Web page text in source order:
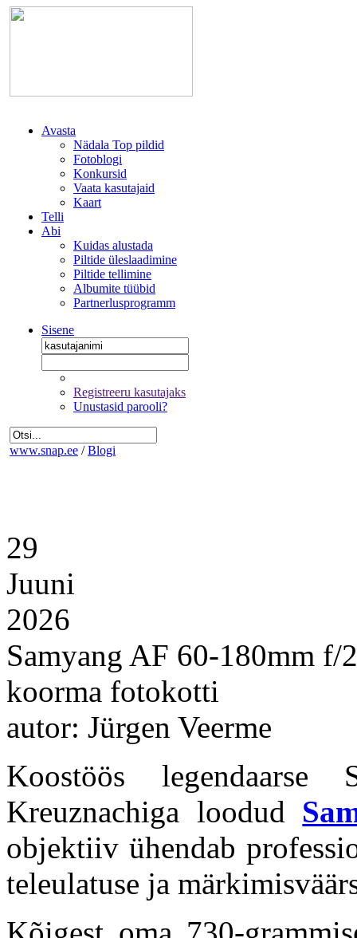
Avasta
Nädala Top pildid
Fotoblogi
Konkursid
Vaata kasutajaid
Kaart
Telli
Abi
Kuidas alustada
Piltide üleslaadimine
Piltide tellimine
Albumite tüübid
Partnerlusprogramm
Sisene
Registreeru kasutajaks
Unustasid parooli?
www.snap.ee / Blogi
29
Juuni
2026
Samyang AF 60-180mm
koorma fotokotti
autor: Jürgen Veerme
Koostöös legendaarse
Kreuznachiga loodud
objektiiv ühendab
teleulatuse ja